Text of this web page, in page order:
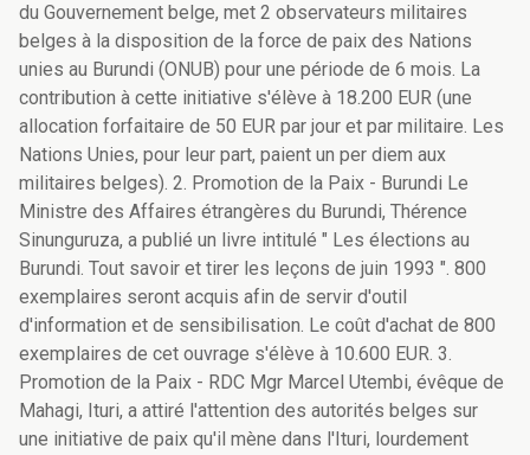
du Gouvernement belge, met 2 observateurs militaires
belges à la disposition de la force de paix des Nations
unies au Burundi (ONUB) pour une période de 6 mois. La
contribution à cette initiative s'élève à 18.200 EUR (une
allocation forfaitaire de 50 EUR par jour et par militaire. Les
Nations Unies, pour leur part, paient un per diem aux
militaires belges). 2. Promotion de la Paix - Burundi Le
Ministre des Affaires étrangères du Burundi, Thérence
Sinunguruza, a publié un livre intitulé " Les élections au
Burundi. Tout savoir et tirer les leçons de juin 1993 ". 800
exemplaires seront acquis afin de servir d'outil
d'information et de sensibilisation. Le coût d'achat de 800
exemplaires de cet ouvrage s'élève à 10.600 EUR. 3.
Promotion de la Paix - RDC Mgr Marcel Utembi, évêque de
Mahagi, Ituri, a attiré l'attention des autorités belges sur
une initiative de paix qu'il mène dans l'Ituri, lourdement